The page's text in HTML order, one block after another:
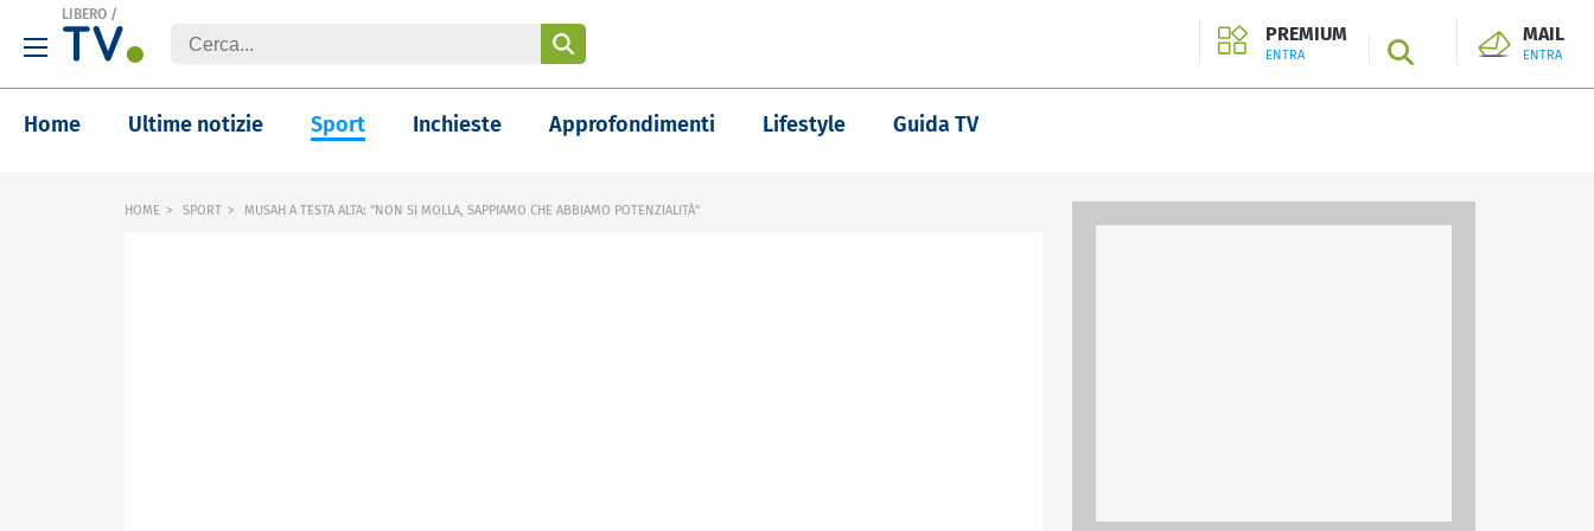
LIBERO /
PREMIUM
ENTRA SEARCH
MAIL
ENTRA
Home Ultime notizie Sport Inchieste Approfondimenti Lifestyle Guida TV
HOME SPORT MUSAH A TESTA ALTA: "NON SI MOLLA, SAPPIAMO CHE ABBIAMO POTENZIALITÀ"